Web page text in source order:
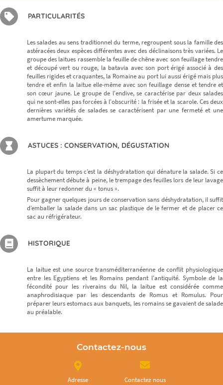
PARTICULARITÉS
Les salades au sens traditionnel du terme, regroupent sous la famille des
astéracées deux espèces différentes avec des déclinaisons très variées. Le
groupe des laitues rassemble la feuille de chêne avec son feuillage tendre
et découpé vert ou rouge, la batavia avec son port érigé associé à des
feuilles rigides et craquantes, la Romaine au port lui aussi érigé mais plus
tendre et enfin la laitue elle-même avec son feuillage dense et tendre et
son cœur jaune. Le groupe de l'endive, se caractérise par deux salades
qui ne sont-elles pas forcées à l'obscurité : la frisée et la scarole. Ces deux
dernières variétés de salades se caractérisent par une fermeté et une
amertume marquée.
ASTUCES : CONSERVATION, DÉGUSTATION
La plupart du temps c’est la déshydratation qui dénature la salade. Si ce
dessèchement débute à peine, le trempage des feuilles lors de leur lavage
suffit à leur redonner du « tonus ».
Pour gagner quelques jours de conservation sans déshydratation, il suffit
d’emballer la salade dans un sac plastique de le fermer et de placer ce
sac au réfrigérateur.
HISTORIQUE
La laitue est une source transméditerranéenne de conflit physiologique
entre les Egyptiens et les Romains pendant l'antiquité. Symbole de la
fécondité pour les riverains du Nil, la laitue est considérée comme
anaphrodisiaque par les descendants de Romus et Romulus. Pour
préparer leurs estomacs aux banquets, les romains se gavaient de salade
au préalable.
Contactez-nous
Adresse Contactez nous